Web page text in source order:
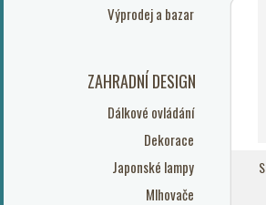
Výprodej a bazar
ZAHRADNÍ DESIGN
Dálkové ovládání
Dekorace
Japonské lampy
Mlhovače